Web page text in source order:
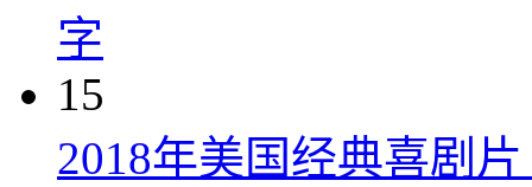
字
15
2018年美国经典喜剧